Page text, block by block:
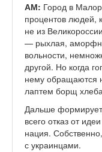
АМ: Город в
процентов людей,
не из
— рыхлая,
вольности,
другой. Но когда
нему обращаются
лаптем борщ
Дальше
всего отказ от
нация.
с украинцами.